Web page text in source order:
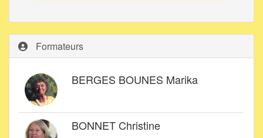
Formateurs
BERGES BOUNES Marika
BONNET Christine